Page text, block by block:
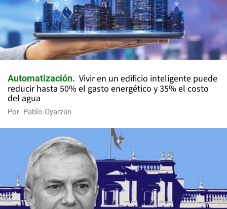
Automatización
Vivir en un edificio inteligente puede
reducir hasta 50% el gasto energético y 35% el costo
del agua
Por Pablo Oyarzún